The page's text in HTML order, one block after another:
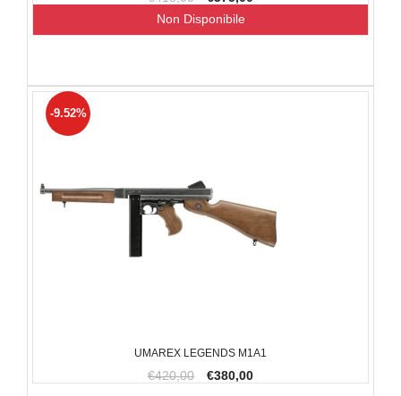
Non Disponibile
UMAREX LEGENDS M1A1
€420,00 €380,00
-9.52%